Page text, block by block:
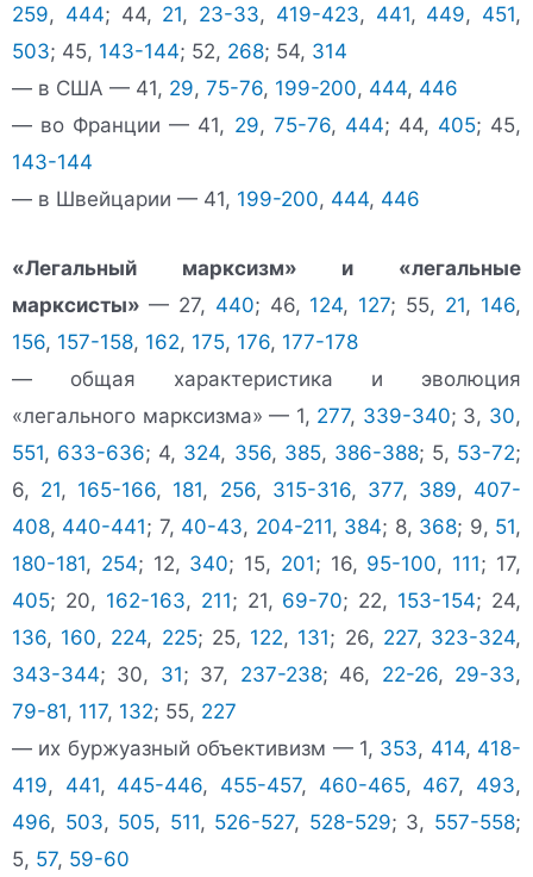
259, 444; 44, 21, 23-33, 419-423, 441, 449, 451,
503; 45, 143-144; 52, 268; 54, 314
— в США — 41, 29, 75-76, 199-200, 444, 446
— во Франции — 41, 29, 75-76, 444; 44, 405; 45,
143-144
— в Швейцарии — 41, 199-200, 444, 446
«Легальный марксизм» и «легальные
марксисты» — 27, 440; 46, 124, 127; 55, 21, 146,
156, 157-158, 162, 175, 176, 177-178
— общая характеристика и эволюция
«легального марксизма» — 1, 277, 339-340; 3, 30,
551, 633-636; 4, 324, 356, 385, 386-388; 5, 53-72;
6, 21, 165-166, 181, 256, 315-316, 377, 389, 407-
408, 440-441; 7, 40-43, 204-211, 384; 8, 368; 9, 51,
180-181, 254; 12, 340; 15, 201; 16, 95-100, 111; 17,
405; 20, 162-163, 211; 21, 69-70; 22, 153-154; 24,
136, 160, 224, 225; 25, 122, 131; 26, 227, 323-324,
343-344; 30, 31; 37, 237-238; 46, 22-26, 29-33,
79-81, 117, 132; 55, 227
— их буржуазный объективизм — 1, 353, 414, 418-
419, 441, 445-446, 455-457, 460-465, 467, 493,
496, 503, 505, 511, 526-527, 528-529; 3, 557-558;
5, 57, 59-60